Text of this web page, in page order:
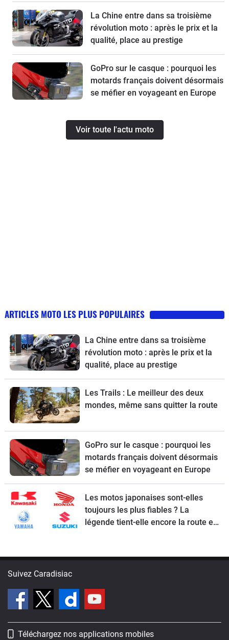
La Chine entre dans sa troisième
révolution moto : après le prix et la
qualité, place au prestige
GoPro sur le casque : pourquoi les
motards français doivent désormais
se méfier en voyageant en Europe
Voir toute l'actu moto
ARTICLES MOTO LES PLUS POPULAIRES
La Chine entre dans sa troisième
révolution moto : après le prix et la
qualité, place au prestige
Les Trails : Le meilleur des deux
mondes, même sans quitter la route
GoPro sur le casque : pourquoi les
motards français doivent désormais
se méfier en voyageant en Europe
Les motos japonaises sont-elles
toujours les plus fiables ? La
légende tient-elle encore la route en
Suivez Caradisiac
Téléchargez nos applications mobiles